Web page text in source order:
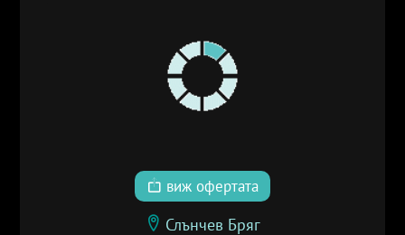
виж офертата
Слънчев Бряг